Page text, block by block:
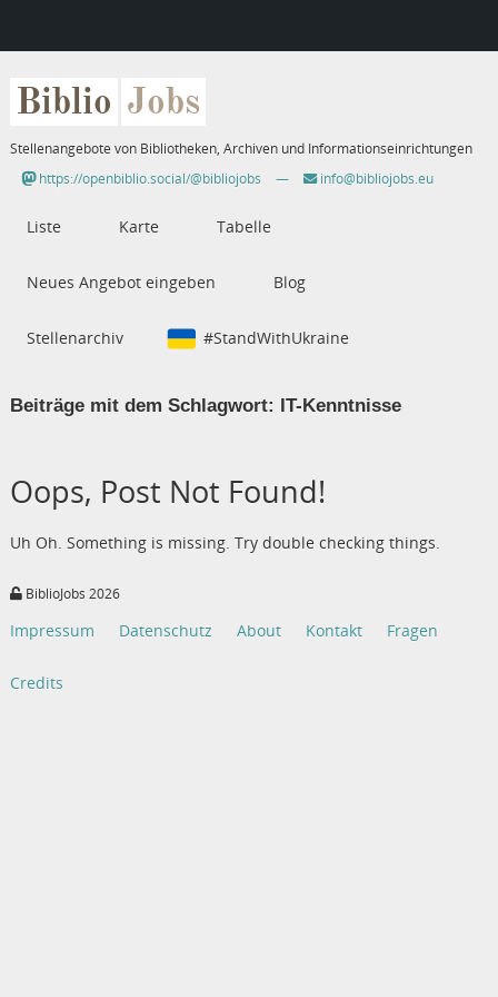
Biblio Jobs
Stellenangebote von Bibliotheken, Archiven und Informationseinrichtungen
https://openbiblio.social/@bibliojobs
— info@bibliojobs.eu
Liste Karte Tabelle
Neues Angebot eingeben Blog
Stellenarchiv #StandWithUkraine
Beiträge mit dem Schlagwort: IT-Kenntnisse
Oops, Post Not Found!
Uh Oh. Something is missing. Try double checking things.
BiblioJobs 2026
Impressum Datenschutz About Kontakt Fragen
Credits